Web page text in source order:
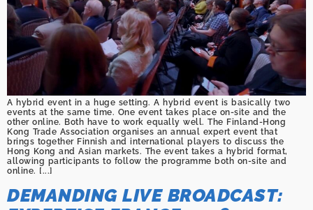
A hybrid event in a huge setting. A hybrid event is basically two
events at the same time. One event takes place on-site and the
other online. Both have to work equally well. The Finland-Hong
Kong Trade Association organises an annual expert event that
brings together Finnish and international players to discuss the
Hong Kong and Asian markets. The event takes a hybrid format,
allowing participants to follow the programme both on-site and
online. [...]
DEMANDING LIVE BROADCAST: